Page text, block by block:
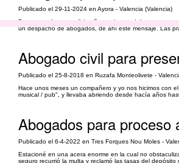
Publicado el 29-11-2024 en Ayora - Valencia (Valencia)
Buenas tardes, soy silvia oñate, alumna del cuarto
un despacho de abogados, de ahí este mensaje. Las
Abogado civil para
Publicado el 25-8-2018 en Ruzafa Monteolivete -
Hace unos meses un compañero y yo nos hicimos con
musical / pub", y llevaba abriendo desde hacía años
Abogados para proceso
Publicado el 6-4-2022 en Tres Forques Nou Moles -
Estacioné en una acera enorme en la cual no
seguro recurrió la multa y reclamó las tasas del